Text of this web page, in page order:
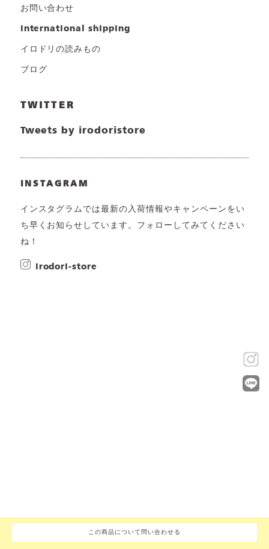
この商品について問い合わせる
お問い合わせ
international shipping
イロドリの読みもの
ブログ
TWITTER
Tweets by irodoristore
INSTAGRAM
インスタグラムでは最新の入荷情報やキャンペーンをい
ち早くお知らせしています。フォローしてみてください
ね！
irodori-store